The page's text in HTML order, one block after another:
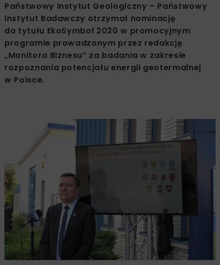
Państwowy Instytut Geologiczny – Państwowy
Instytut Badawczy otrzymał nominację
do tytułu EkoSymbol 2020 w promocyjnym
programie prowadzonym przez redakcję
„Monitora Biznesu” za badania w zakresie
rozpoznania potencjału energii geotermalnej
w Polsce.